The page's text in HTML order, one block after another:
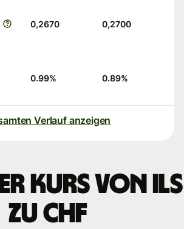
0,2670 0,2700
0.99% 0.89%
Verlauf anzeigen
Kurs von ILS
zu CHF